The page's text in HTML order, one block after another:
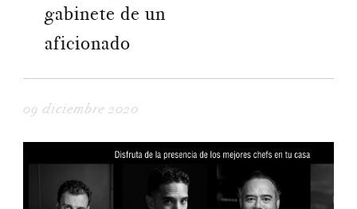
gabinete de un
aficionado
09 diciembre 2020